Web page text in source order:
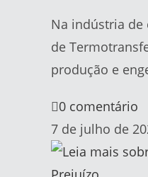
Na indústria de
de
produção e
0 comentário
7 de julho de